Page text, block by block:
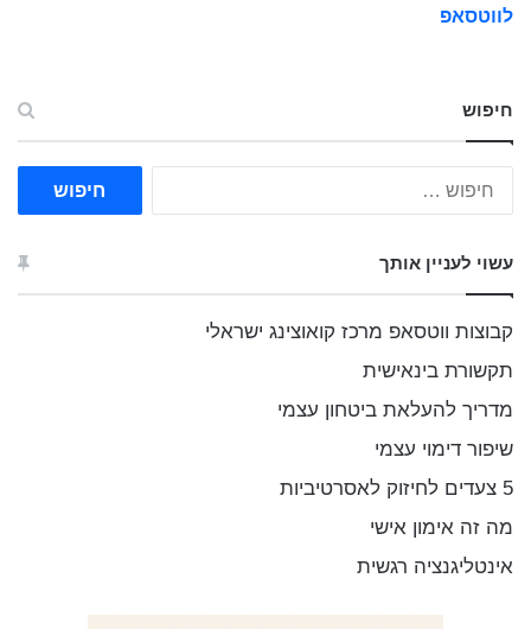
לווטסאפ
חיפוש
:
עשוי לעניין אותך
קבוצות ווטסאפ מרכז קואוצינג ישראלי
תקשורת בינאישית
מדריך להעלאת ביטחון עצמי
שיפור דימוי עצמי
5 צעדים לחיזוק לאסרטיביות
מה זה אימון אישי
אינטליגנציה רגשית